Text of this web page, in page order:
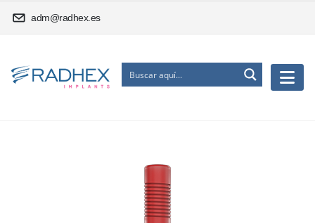
adm@radhex.es